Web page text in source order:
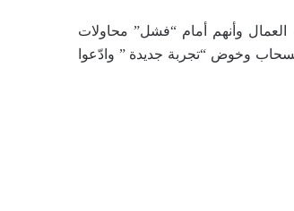
وأنهم أمام “فشل” محاولات
وخوض “تجربة جديدة ” وادّعوا